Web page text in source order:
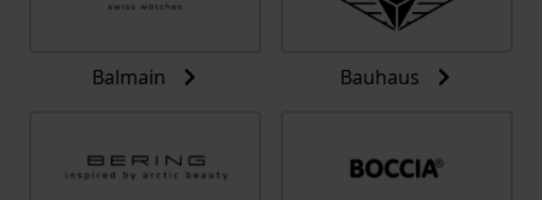
Balmain Bauhaus